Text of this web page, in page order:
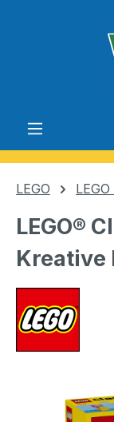
LEGO
LEGO®
Kreative
Bildergalerie